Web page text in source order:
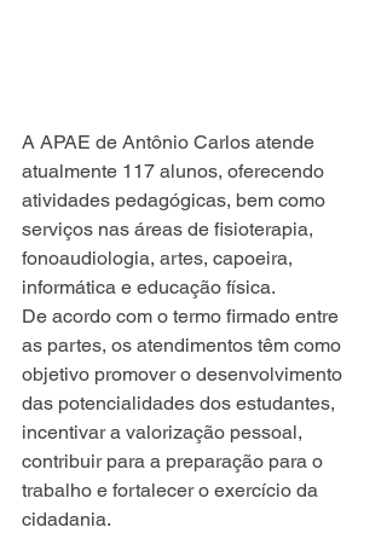
A APAE de Antônio Carlos atende
atualmente 117 alunos, oferecendo
atividades pedagógicas, bem como
serviços nas áreas de fisioterapia,
fonoaudiologia, artes, capoeira,
informática e educação física.
De acordo com o termo firmado entre
as partes, os atendimentos têm como
objetivo promover o desenvolvimento
das potencialidades dos estudantes,
incentivar a valorização pessoal,
contribuir para a preparação para o
trabalho e fortalecer o exercício da
cidadania.